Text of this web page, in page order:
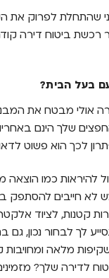
לפרוק את
ביטוח דירה
בעל הבית?
אולי מבטח את
שלך הינם
לכך הוא פשוט
להיראות כמו
חייבים להסתפק
קטנות, לציוד
לך לבחור נכון, גם
מלאה
לדירה שלך?